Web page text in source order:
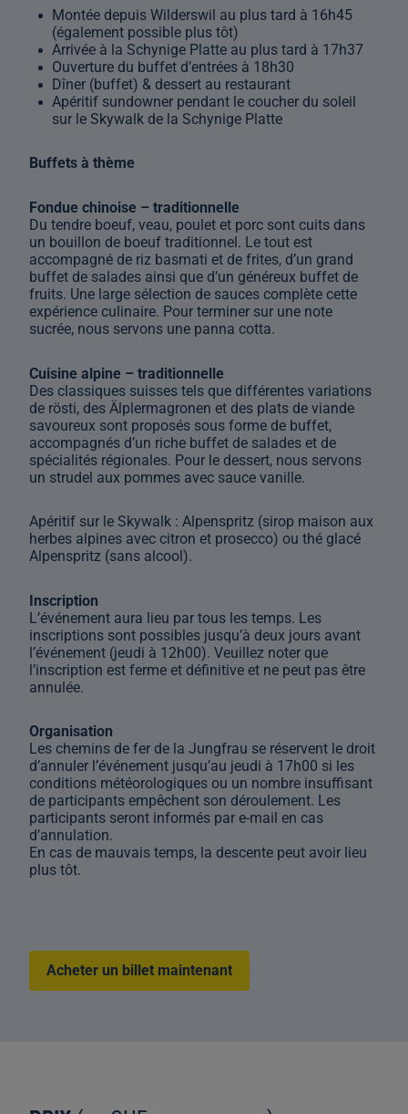
Montée depuis Wilderswil au plus tard à 16h45
(également possible plus tôt)
Arrivée à la Schynige Platte au plus tard à 17h37
Ouverture du buffet d’entrées à 18h30
Dîner (buffet) & dessert au restaurant
Apéritif sundowner pendant le coucher du soleil
sur le Skywalk de la Schynige Platte
Buffets à thème
Fondue chinoise – traditionnelle
Du tendre boeuf, veau, poulet et porc sont cuits dans
un bouillon de boeuf traditionnel. Le tout est
accompagné de riz basmati et de frites, d’un grand
buffet de salades ainsi que d’un généreux buffet de
fruits. Une large sélection de sauces complète cette
expérience culinaire. Pour terminer sur une note
sucrée, nous servons une panna cotta.
Cuisine alpine – traditionnelle
Des classiques suisses tels que différentes variations
de rösti, des Älplermagronen et des plats de viande
savoureux sont proposés sous forme de buffet,
accompagnés d’un riche buffet de salades et de
spécialités régionales. Pour le dessert, nous servons
un strudel aux pommes avec sauce vanille.
Apéritif sur le Skywalk : Alpenspritz (sirop maison aux
herbes alpines avec citron et prosecco) ou thé glacé
Alpenspritz (sans alcool).
Inscription
L’événement aura lieu par tous les temps. Les
inscriptions sont possibles jusqu’à deux jours avant
l’événement (jeudi à 12h00). Veuillez noter que
l’inscription est ferme et définitive et ne peut pas être
annulée.
Organisation
Les chemins de fer de la Jungfrau se réservent le droit
d’annuler l’événement jusqu’au jeudi à 17h00 si les
conditions météorologiques ou un nombre insuffisant
de participants empêchent son déroulement. Les
participants seront informés par e-mail en cas
d’annulation.
En cas de mauvais temps, la descente peut avoir lieu
plus tôt.
Acheter un billet maintenant